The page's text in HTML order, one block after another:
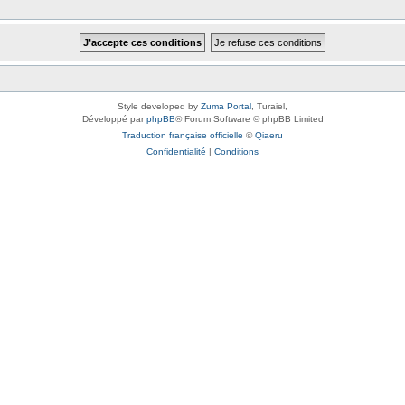
Style developed by Zuma Portal , Turaiel,
Développé parphpBB® Forum Software © phpBB Limited
Traduction française officielle ©Qiaeru
Confidentialité
Conditions